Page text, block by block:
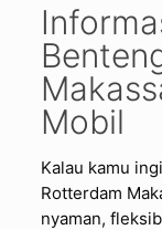
Mobil
Kalau kamu
Rotterdam
nyaman,